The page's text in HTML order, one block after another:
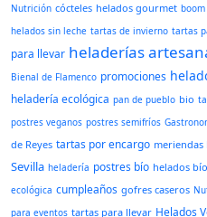
Nutrición cócteles helados gourmet boom
helados sin leche tartas de invierno tartas
para llevar heladerías
Bienal de Flamenco promociones
heladería ecológica pan de pueblo bio
postres veganos postres semifríos
de Reyes tartas por encargo meriendas
Sevilla heladería postres bío helados
ecológica cumpleaños gofres caseros
para eventos tartas para llevar Helados